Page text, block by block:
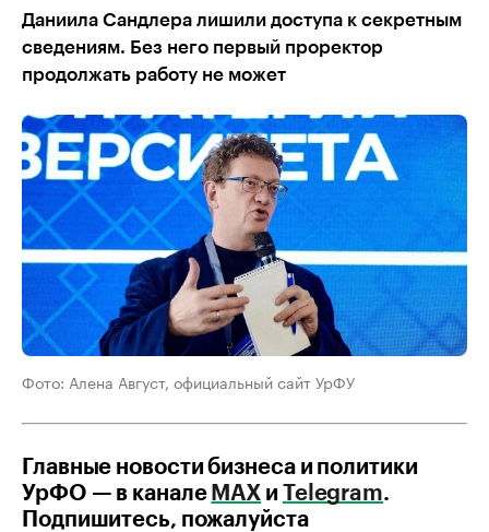
Даниила Сандлера лишили доступа к секретным
сведениям. Без него первый проректор
продолжать работу не может
Фото: Алена Август, официальный сайт УрФУ
Главные новости бизнеса и политики
УрФО — в канале МАХ и Telegram.
Подпишитесь, пожалуйста